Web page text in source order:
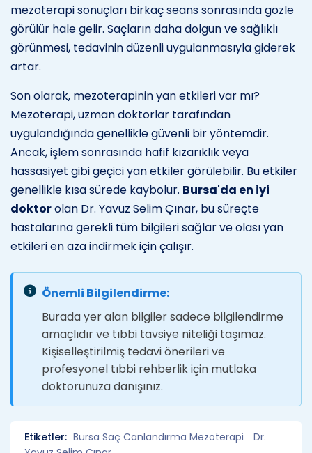
mezoterapi sonuçları birkaç seans sonrasında gözle
görülür hale gelir. Saçların daha dolgun ve sağlıklı
görünmesi, tedavinin düzenli uygulanmasıyla giderek
artar.
Son olarak, mezoterapinin yan etkileri var mı?
Mezoterapi, uzman doktorlar tarafından
uygulandığında genellikle güvenli bir yöntemdir.
Ancak, işlem sonrasında hafif kızarıklık veya
hassasiyet gibi geçici yan etkiler görülebilir. Bu etkiler
genellikle kısa sürede kaybolur. Bursa'da en iyi
doktorolan Dr. Yavuz Selim Çınar, bu süreçte
hastalarına gerekli tüm bilgileri sağlar ve olası yan
etkileri en aza indirmek için çalışır.
Önemli Bilgilendirme:
Burada yer alan bilgiler sadece bilgilendirme
amaçlıdır ve tıbbi tavsiye niteliği taşımaz.
Kişiselleştirilmiş tedavi önerileri ve
profesyonel tıbbi rehberlik için mutlaka
doktorunuza danışınız.
Etiketler: Bursa Saç Canlandırma Mezoterapi
Dr.